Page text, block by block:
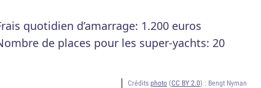
quotidien d’amarrage: 1.200 euros
de places pour les super-yachts: 20
Crédits photo (CC BY 2.0) : Bengt Nyman